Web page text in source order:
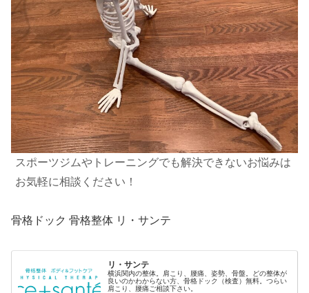
スポーツジムやトレーニングでも解決できないお悩みは
お気軽に相談ください！
骨格ドック 骨格整体 リ・サンテ
リ・サンテ
横浜関内の整体。肩こり、腰痛、姿勢、骨盤。どの整体が
良いのかわからない方、骨格ドック（検査）無料。つらい
肩こり、腰痛ご相談下さい。